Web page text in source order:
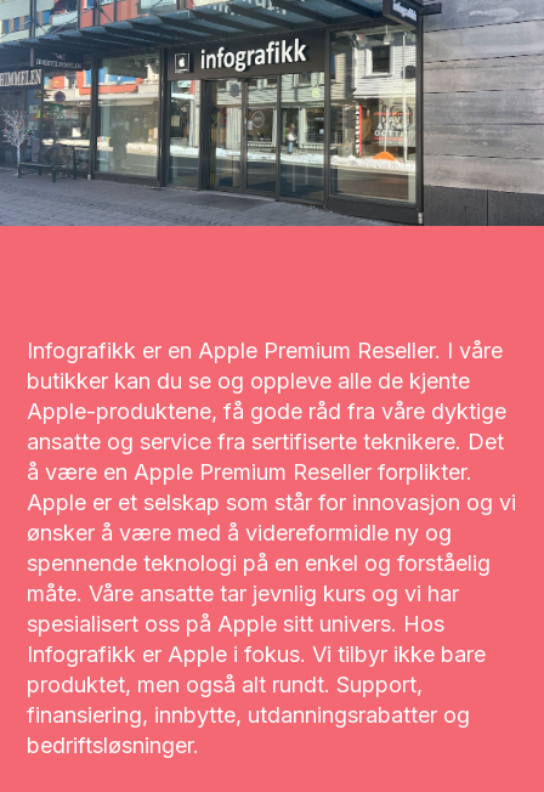
Infografikk er en Apple Premium Reseller. I våre
butikker kan du se og oppleve alle de kjente
Apple-produktene, få gode råd fra våre dyktige
ansatte og service fra sertifiserte teknikere. Det
å være en Apple Premium Reseller forplikter.
Apple er et selskap som står for innovasjon og vi
ønsker å være med å videreformidle ny og
spennende teknologi på en enkel og forståelig
måte. Våre ansatte tar jevnlig kurs og vi har
spesialisert oss på Apple sitt univers. Hos
Infografikk er Apple i fokus. Vi tilbyr ikke bare
produktet, men også alt rundt. Support,
finansiering, innbytte, utdanningsrabatter og
bedriftsløsninger.